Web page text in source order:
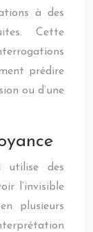
à des
Cette
prédire
ou d’une
utilise des
l’invisible
plusieurs